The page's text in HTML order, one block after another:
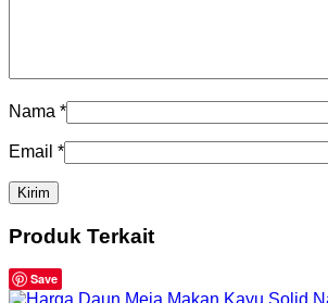
Nama *
Email *
Produk Terkait
Save